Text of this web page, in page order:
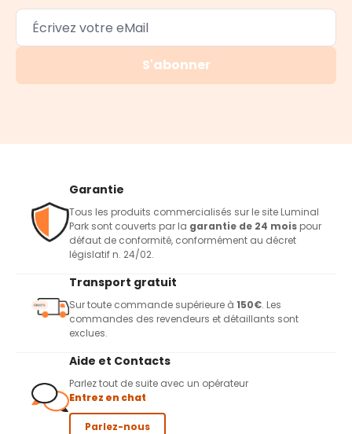
S'abonner
Garantie
Tous les produits commercialisés sur le site Luminal
Park sont couverts par la garantie de 24 mois pour
défaut de conformité, conformément au décret
législatif n. 24/02.
Transport gratuit
Sur toute commande supérieure à 150€. Les
commandes des revendeurs et détaillants sont
exclues.
Aide et Contacts
Parlez tout de suite avec un opérateur
Entrez en chat
Parlez-nous